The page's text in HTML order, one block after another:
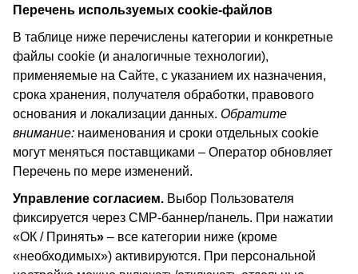
Перечень используемых cookie-файлов
В таблице ниже перечислены категории и конкретные
файлы cookie (и аналогичные технологии),
применяемые на Сайте, с указанием их назначения,
срока хранения, получателя обработки, правового
основания и локализации данных. Обратите
внимание: наименования и сроки отдельных cookie
могут меняться поставщиками – Оператор обновляет
Перечень по мере изменений.
Управление согласием. Выбор Пользователя
фиксируется через CMP-баннер/панель. При нажатии
«ОК / Принять» – все категории ниже (кроме
«необходимых») активируются. При персональной